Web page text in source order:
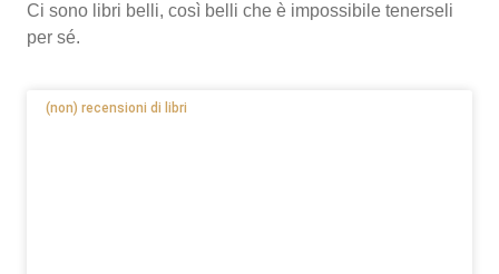
Ci sono libri belli, così belli che è impossibile tenerseli
per sé.
(non) recensioni di libri